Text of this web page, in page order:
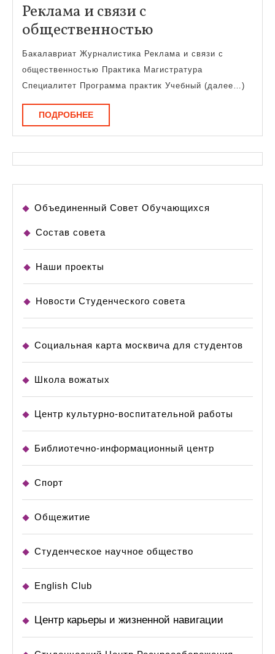
Реклама и связи с
общественностью
и
связи
с
Бакалавриат Журналистика Реклама и связи с
общественностью Практика Магистратура
Специалитет Программа практик Учебный (далее…)
ПОДРОБНЕЕПОДРОБНЕЕ
Объединенный Совет Обучающихся
Состав совета
Наши проекты
Новости Студенческого совета
Социальная карта москвича для студентов
Школа вожатых
Центр культурно-воспитательной работы
Библиотечно-информационный центр
Спорт
Общежитие
Студенческое научное общество
English Club
Центр карьеры и жизненной навигации